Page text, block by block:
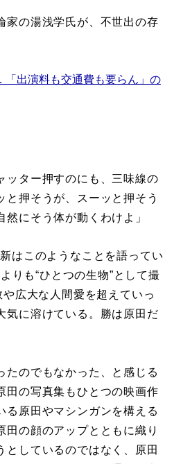
の湯浅学氏が、不世出の存
出演料も交通費も要らん」の
ッター押すのにも、三味線の
押そうが、スーッと押そう
にそう体が動くわけよ」
はこのようなことを語ってい
りも“ひとつの生物”として撮
広大な人間愛を超えていっ
気に溶けている。勝は原田だ
のでもなかった、と感じる
田の写真集もひとつの映画作
る原田やマシンガンを構える
の顔のアップとともに織り
しているのではなく、原田